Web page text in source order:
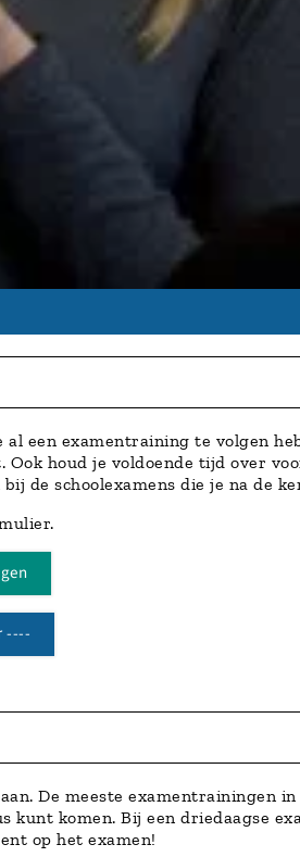
een examentraining te volgen
houd je voldoende tijd over
de schoolexamens die je na de
----
De meeste examentrainingen
kunt komen. Bij een driedaagse
op het examen!